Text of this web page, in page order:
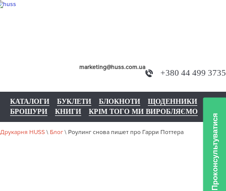
+380 44 499 3735
marketing@huss.com.ua
КАТАЛОГИ БУКЛЕТИ БЛОКНОТИ
ЩОДЕННИКИ
БРОШУРИ
КНИГИ КРІМ ТОГО МИ ВИРОБЛЯЄМО
Друкарня HUSS \ Блог \ Роулинг снова пишет про Гарри Поттера Проконсультуватися